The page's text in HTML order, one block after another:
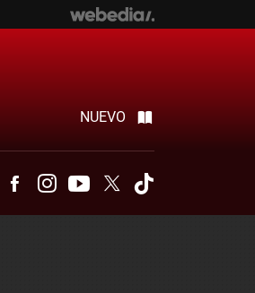
NUEVO
TelegramFacebookInstagramYoutubeTwitter